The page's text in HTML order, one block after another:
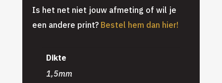
Is het net niet jouw afmeting of wil je
een andere print? Bestel hem dan hier!
Dikte
1,5mm